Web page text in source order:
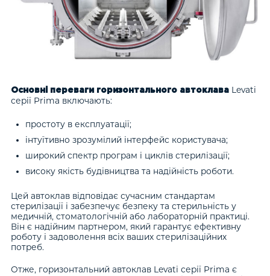
Основні переваги горизонтального автоклаваLevati
серії Prima включають:
простоту в експлуатації;
інтуїтивно зрозумілий інтерфейс користувача;
широкий спектр програм і циклів стерилізації;
високу якість будівництва та надійність роботи.
Цей автоклав відповідає сучасним стандартам
стерилізації і забезпечує безпеку та стерильність у
медичній, стоматологічній або лабораторній практиці.
Він є надійним партнером, який гарантує ефективну
роботу і задоволення всіх ваших стерилізаційних
потреб.
Отже, горизонтальний автоклав Levati серії Prima є